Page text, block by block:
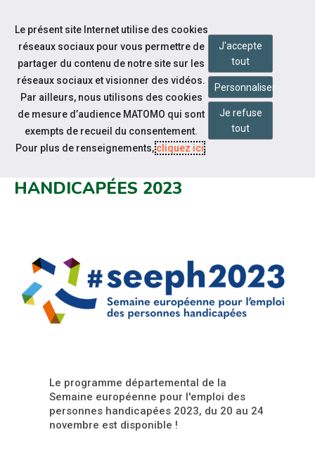
Aller au contenu
Notre actualité
SEMAINE EUROPÉENNE POUR
HANDICAPÉES 2023
Le programme départemental de la
Semaine européenne pour l'emploi des
personnes handicapées 2023, du 20 au 24
novembre est disponible !
Le présent site Internet utilise des cookies
réseaux sociaux pour vous permettre de
partager du contenu de notre site sur les
réseaux sociaux et visionner des vidéos.
Par ailleurs, nous utilisons des cookies
de mesure d’audience MATOMO qui sont
exempts de recueil du consentement.
Pour plus de renseignements,cliquez ici.
J'accepte
tout
Personnaliser
Je refuse
tout